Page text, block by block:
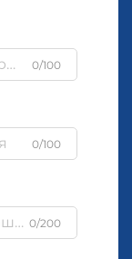
0/100
0/100
0/200